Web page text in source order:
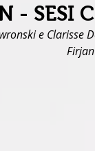
- SESI
e Clarisse
Firjan